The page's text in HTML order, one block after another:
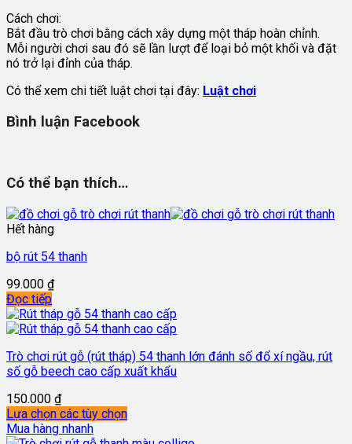
Cách chơi:
Bắt đầu trò chơi bằng cách xây dựng một tháp hoàn chỉnh.
Mỗi người chơi sau đó sẽ lần lượt để loại bỏ một khối và đặt
nó trở lại đỉnh của tháp.
Có thể xem chi tiết luật chơi tại đây: Luật chơi
Bình luận Facebook
Có thể bạn thích…
Hết hàng
bộ rút 54 thanh
99.000 ₫
Đọc tiếp
Trò chơi rút gỗ (rút tháp) 54 thanh lớn đánh số đổ xí ngầu, rút
số gỗ beech cao cấp xuất khẩu
150.000 ₫
Lựa chọn các tùy chọn
Mua hàng nhanh